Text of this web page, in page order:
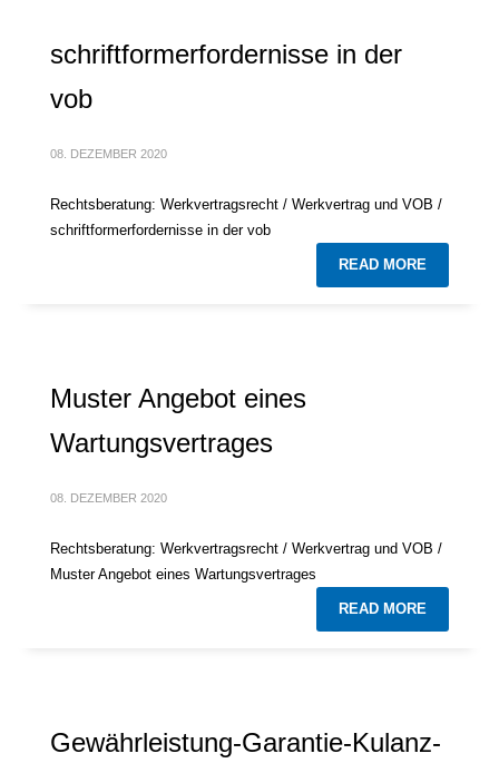
schriftformerfordernisse in der
vob
08. DEZEMBER 2020
Rechtsberatung: Werkvertragsrecht / Werkvertrag und VOB /
schriftformerfordernisse in der vob
READ MORE
Muster Angebot eines
Wartungsvertrages
08. DEZEMBER 2020
Rechtsberatung: Werkvertragsrecht / Werkvertrag und VOB /
Muster Angebot eines Wartungsvertrages
READ MORE
Gewährleistung-Garantie-Kulanz-